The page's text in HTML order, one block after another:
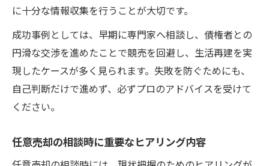
に十分な情報収集を行うことが大切です。
成功事例としては、早期に専門家へ相談し、債権者との
円滑な交渉を進めたことで競売を回避し、生活再建を実
現したケースが多く見られます。失敗を防ぐためにも、
自己判断だけで進めず、必ずプロのアドバイスを受けて
ください。
任意売却の相談時に重要なヒアリング内容